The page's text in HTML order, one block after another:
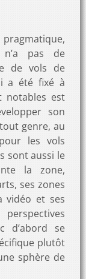
n’a pas de
de vols de
a été fixé à
notables est
son
genre, au
les vols
sont aussi le
la zone,
ses zones
vidéo et ses
d’abord se
plutôt
sphère de